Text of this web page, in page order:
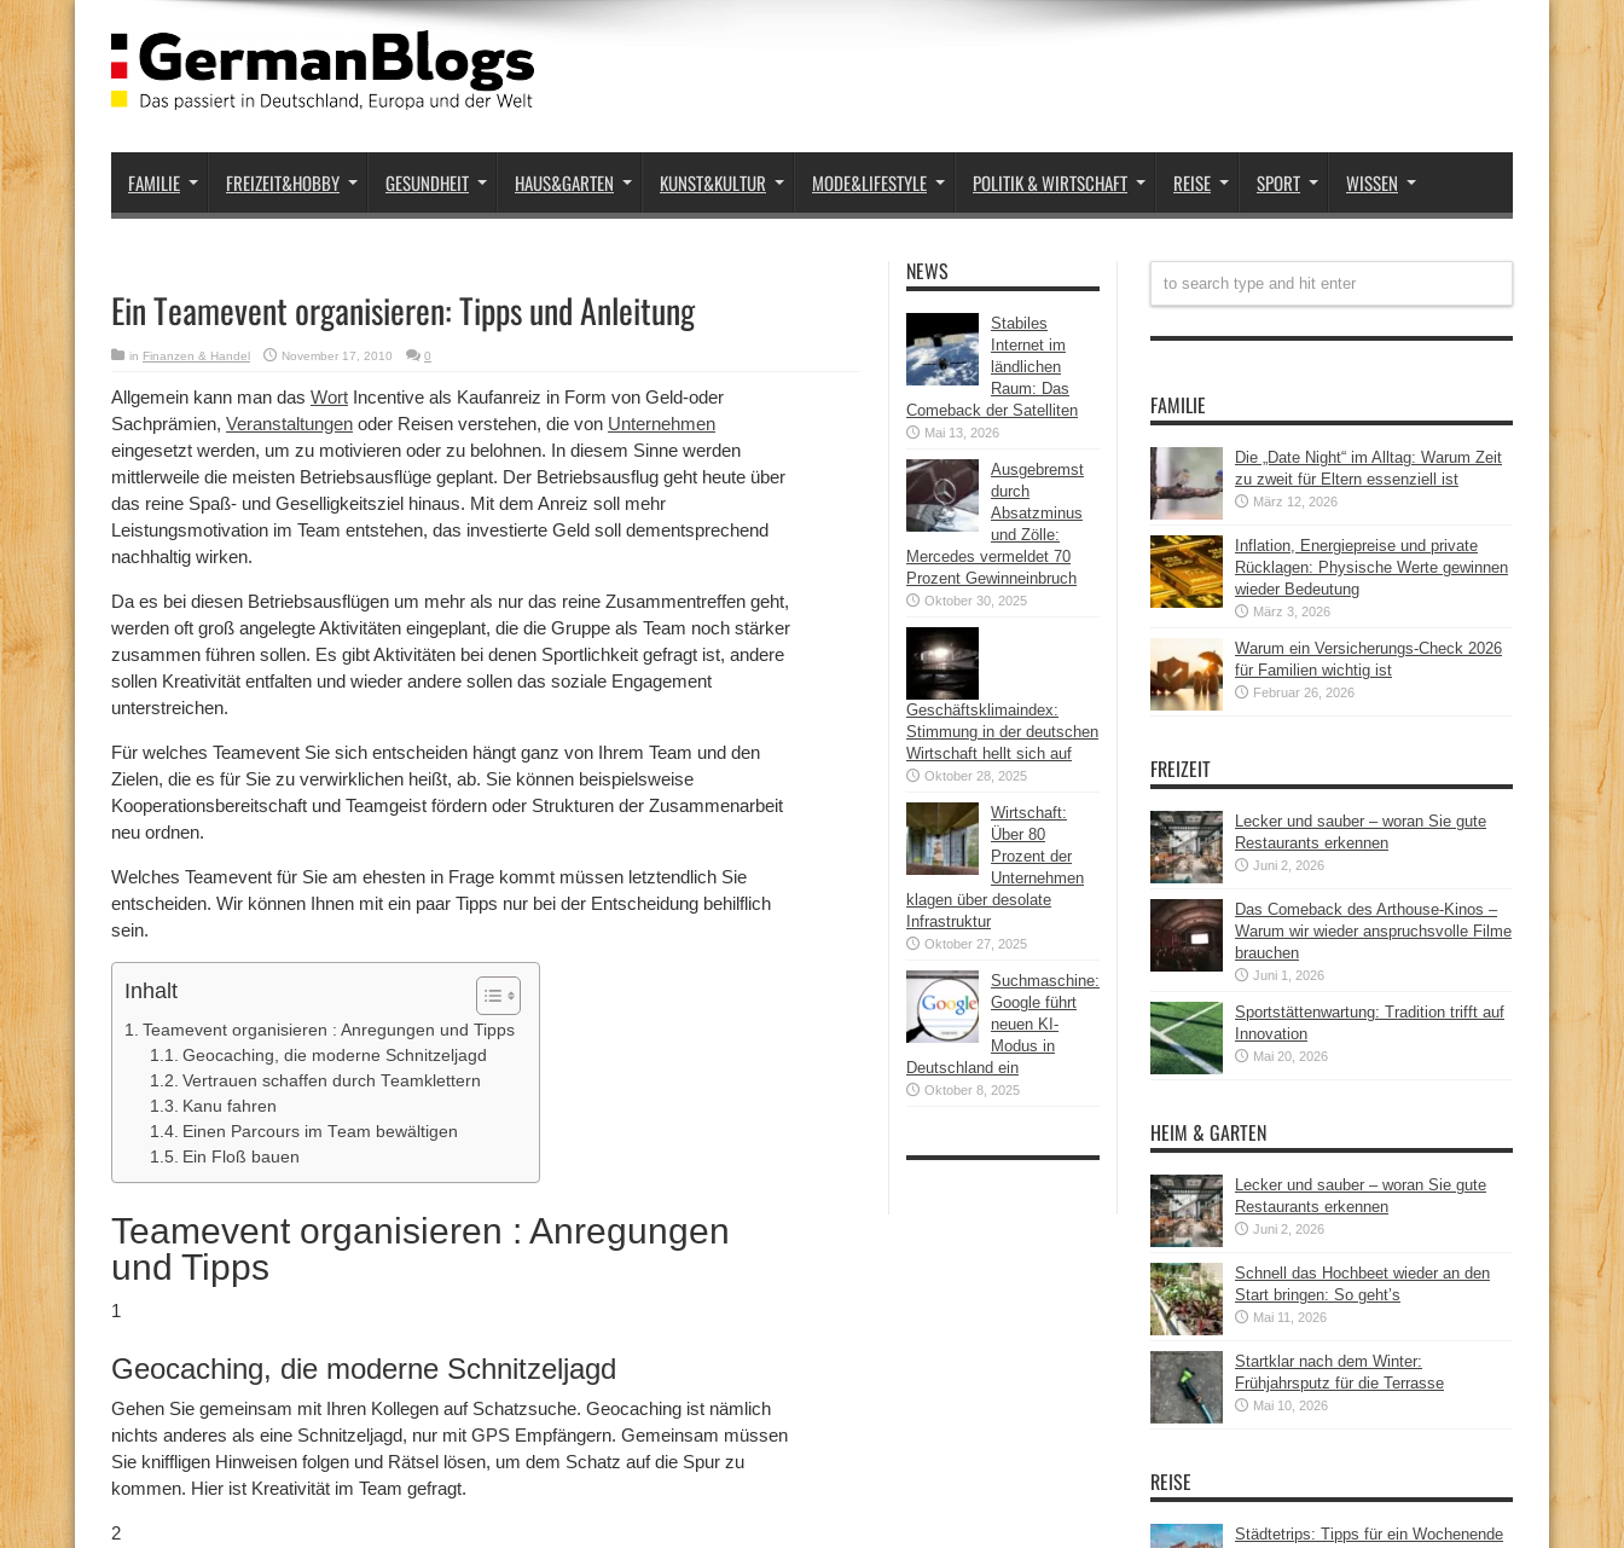
FAMILIE FREIZEIT&HOBBY GESUNDHEIT HAUS&GARTEN KUNST&KULTUR MODE&LIFESTYLE POLITIK & WIRTSCHAFT REISE SPORT WISSEN
Ein Teamevent organisieren: Tipps und Anleitung
in Finanzen & Handel November 17, 2010 0
Allgemein kann man das Wort Incentive als Kaufanreiz in Form von Geld-oder
Sachprämien, Veranstaltungen oder Reisen verstehen, die von Unternehmen
eingesetzt werden, um zu motivieren oder zu belohnen. In diesem Sinne werden
mittlerweile die meisten Betriebsausflüge geplant. Der Betriebsausflug geht heute über
das reine Spaß- und Geselligkeitsziel hinaus. Mit dem Anreiz soll mehr
Leistungsmotivation im Team entstehen, das investierte Geld soll dementsprechend
nachhaltig wirken.
Da es bei diesen Betriebsausflügen um mehr als nur das reine Zusammentreffen geht,
werden oft groß angelegte Aktivitäten eingeplant, die die Gruppe als Team noch stärker
zusammen führen sollen. Es gibt Aktivitäten bei denen Sportlichkeit gefragt ist, andere
sollen Kreativität entfalten und wieder andere sollen das soziale Engagement
unterstreichen.
Für welches Teamevent Sie sich entscheiden hängt ganz von Ihrem Team und den
Zielen, die es für Sie zu verwirklichen heißt, ab. Sie können beispielsweise
Kooperationsbereitschaft und Teamgeist fördern oder Strukturen der Zusammenarbeit
neu ordnen.
Welches Teamevent für Sie am ehesten in Frage kommt müssen letztendlich Sie
entscheiden. Wir können Ihnen mit ein paar Tipps nur bei der Entscheidung behilflich
sein.
Inhalt
Teamevent organisieren : Anregungen und Tipps
Geocaching, die moderne Schnitzeljagd
Vertrauen schaffen durch Teamklettern
Kanu fahren
Einen Parcours im Team bewältigen
Ein Floß bauen
Teamevent organisieren : Anregungen
und Tipps
1
Geocaching, die moderne Schnitzeljagd
Gehen Sie gemeinsam mit Ihren Kollegen auf Schatzsuche. Geocaching ist nämlich
nichts anderes als eine Schnitzeljagd, nur mit GPS Empfängern. Gemeinsam müssen
Sie kniffligen Hinweisen folgen und Rätsel lösen, um dem Schatz auf die Spur zu
kommen. Hier ist Kreativität im Team gefragt.
2
NEWS
Stabiles
Internet im
ländlichen
Raum: Das
Comeback der Satelliten
Mai 13, 2026
Ausgebremst
durch
Absatzminus
und Zölle:
Mercedes vermeldet 70
Prozent Gewinneinbruch
Oktober 30, 2025
Geschäftsklimaindex:
Stimmung in der deutschen
Wirtschaft hellt sich auf
Oktober 28, 2025
Wirtschaft:
Über 80
Prozent der
Unternehmen
klagen über desolate
Infrastruktur
Oktober 27, 2025
Suchmaschine:
Google führt
neuen KI-
Modus in
Deutschland ein
Oktober 8, 2025
FAMILIE
Die „Date Night“ im Alltag: Warum Zeit
zu zweit für Eltern essenziell ist
März 12, 2026
Inflation, Energiepreise und private
Rücklagen: Physische Werte gewinnen
wieder Bedeutung
März 3, 2026
Warum ein Versicherungs-Check 2026
für Familien wichtig ist
Februar 26, 2026
FREIZEIT
Lecker und sauber – woran Sie gute
Restaurants erkennen
Juni 2, 2026
Das Comeback des Arthouse-Kinos –
Warum wir wieder anspruchsvolle Filme
brauchen
Juni 1, 2026
Sportstättenwartung: Tradition trifft auf
Innovation
Mai 20, 2026
HEIM & GARTEN
Lecker und sauber – woran Sie gute
Restaurants erkennen
Juni 2, 2026
Schnell das Hochbeet wieder an den
Start bringen: So geht’s
Mai 11, 2026
Startklar nach dem Winter:
Frühjahrsputz für die Terrasse
Mai 10, 2026
REISE
Städtetrips: Tipps für ein Wochenende